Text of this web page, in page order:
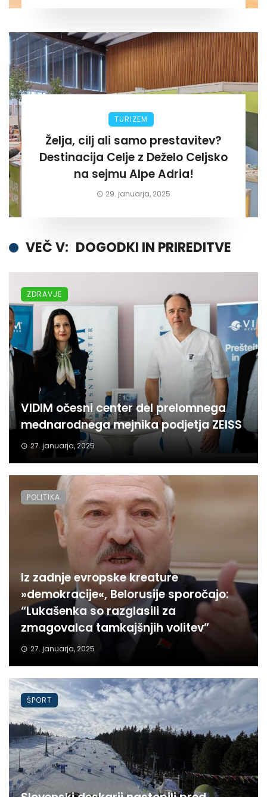
TURIZEM
Želja, cilj ali samo prestavitev?
Destinacija Celje z Deželo Celjsko
na sejmu Alpe Adria!
29. januarja, 2025
VEČ V: DOGODKI IN PRIREDITVE
VIDIM očesni center del prelomnega
mednarodnega mejnika podjetja ZEISS
27. januarja, 2025
ZDRAVJE
Iz zadnje evropske kreature
»demokracije«, Belorusije sporočajo:
“Lukašenka so razglasili za
zmagovalca tamkajšnjih volitev”
27. januarja, 2025
POLITIKA
ŠPORT